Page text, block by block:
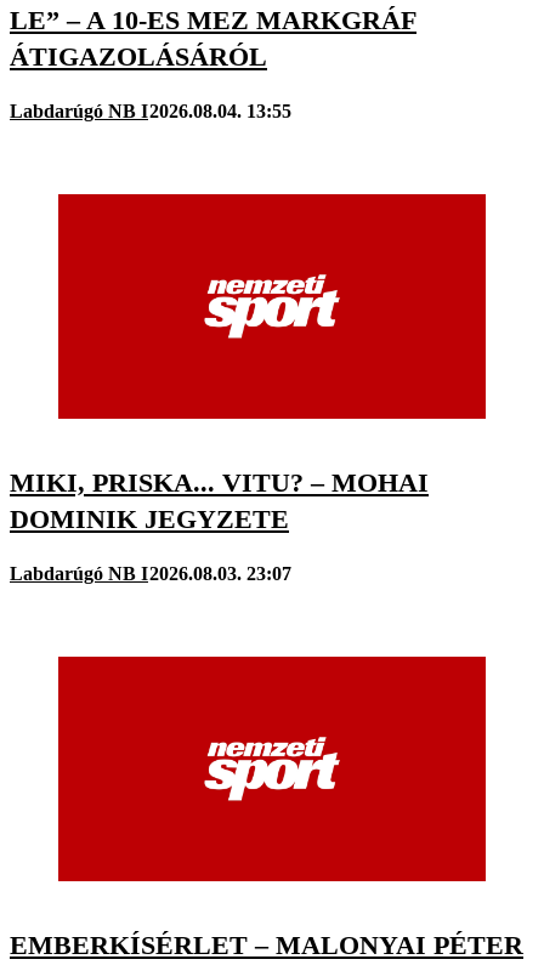
LE” – A 10-ES MEZ MARKGRÁF
ÁTIGAZOLÁSÁRÓL
Labdarúgó NB I2026.08.04. 13:55
MIKI, PRISKA... VITU? – MOHAI
DOMINIK JEGYZETE
Labdarúgó NB I2026.08.03. 23:07
EMBERKÍSÉRLET – MALONYAI PÉTER